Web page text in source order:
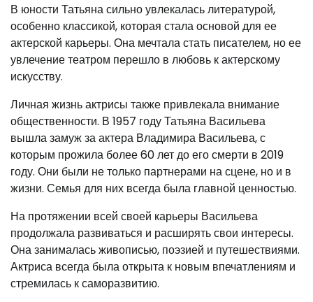
В юности Татьяна сильно увлекалась литературой,
особенно классикой, которая стала основой для ее
актерской карьеры. Она мечтала стать писателем, но ее
увлечение театром перешло в любовь к актерскому
искусству.
Личная жизнь актрисы также привлекала внимание
общественности. В 1957 году Татьяна Васильева
вышла замуж за актера Владимира Васильева, с
которым прожила более 60 лет до его смерти в 2019
году. Они были не только партнерами на сцене, но и в
жизни. Семья для них всегда была главной ценностью.
На протяжении всей своей карьеры Васильева
продолжала развиваться и расширять свои интересы.
Она занималась живописью, поэзией и путешествиями.
Актриса всегда была открыта к новым впечатлениям и
стремилась к саморазвитию.